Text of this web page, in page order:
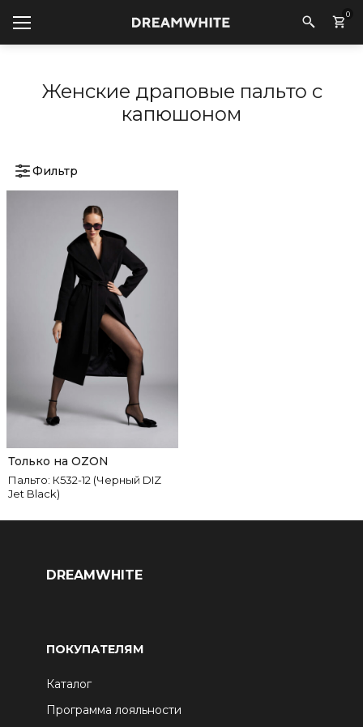
0
Женские драповые пальто с
капюшоном
Фильтр
Пальто: К532-12 (Черный DIZ
Jet Black)
Только на OZON
DREAMWHITE
ПОКУПАТЕЛЯМ
Каталог
Программа лояльности